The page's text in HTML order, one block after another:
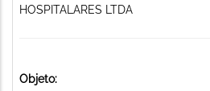
HOSPITALARES LTDA
Objeto: